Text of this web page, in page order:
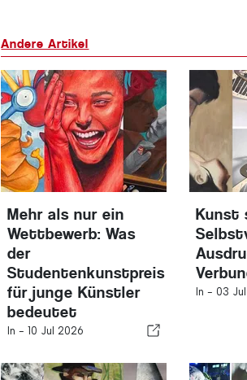
Andere Artikel
Mehr als nur ein
Wettbewerb: Was
der
Studentenkunstpreis
für junge Künstler
bedeutet
In -10 Jul 2026
Kunst
In - 03